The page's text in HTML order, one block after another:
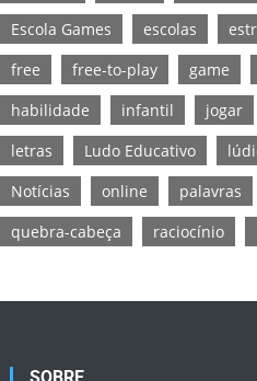
Escola Games
escolas
free
free-to-play game
habilidade
infantil jogar
letras
Ludo Educativo
Notícias
online palavras
quebra-cabeça
raciocínio